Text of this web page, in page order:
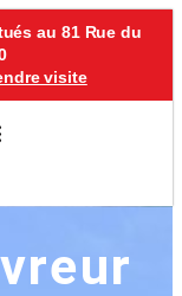
au 81 Rue du
visite